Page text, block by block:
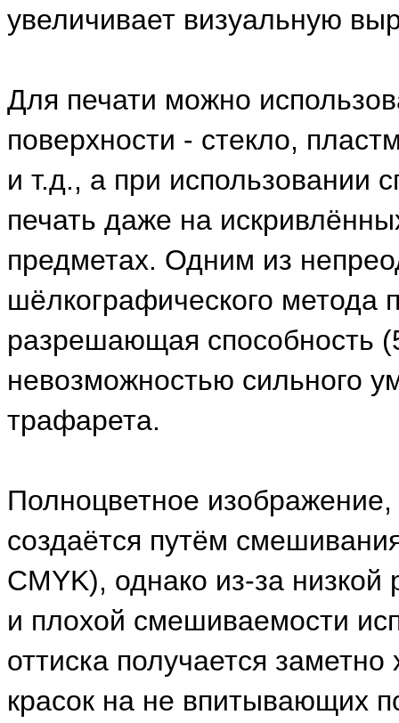
увеличивает визуальную
Для печати можно
поверхности - стекло,
и т.д., а при
печать даже на
предметах. Одним из
шёлкографического метода
разрешающая способность
невозможностью сильного
трафарета.
Полноцветное
создаётся путём
CMYK), однако из-за
и плохой смешиваемости
оттиска получается
красок на не впитывающих